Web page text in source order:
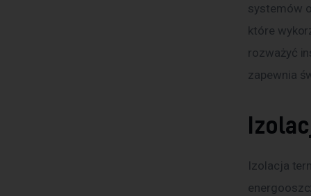
systemów
które
rozważyć
zapewnia
Izolacja